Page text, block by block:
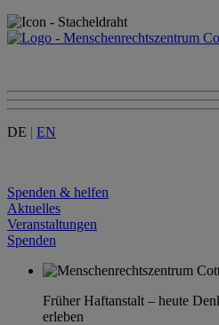
DE | EN
Spenden & helfen
Aktuelles
Veranstaltungen
Spenden
Früher Haftanstalt – heute
erleben